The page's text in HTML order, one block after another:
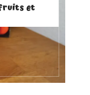
et